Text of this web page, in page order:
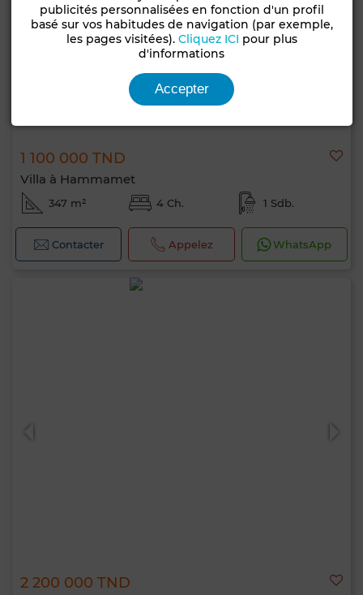
1 100 000 TND
Villa à Hammamet
347 m² 4 Ch. 1 Sdb.
Contacter Appelez WhatsApp
2 200 000 TND
publicités personnalisées en fonction d'un profil
basé sur vos habitudes de navigation (par exemple,
les pages visitées). Cliquez ICI pour plus
d'informations
Accepter